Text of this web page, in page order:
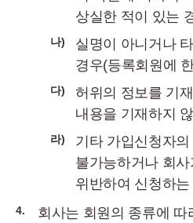
상실한 적이 있는
나)
실명이 아니거나
경우(등록회원에
다)
허위의 정보를 기
내용을 기재하지
라)
기타 가입신청자의
불가능하거나 회
위반하여 신청하는
4.
회사는 회원의 종류에